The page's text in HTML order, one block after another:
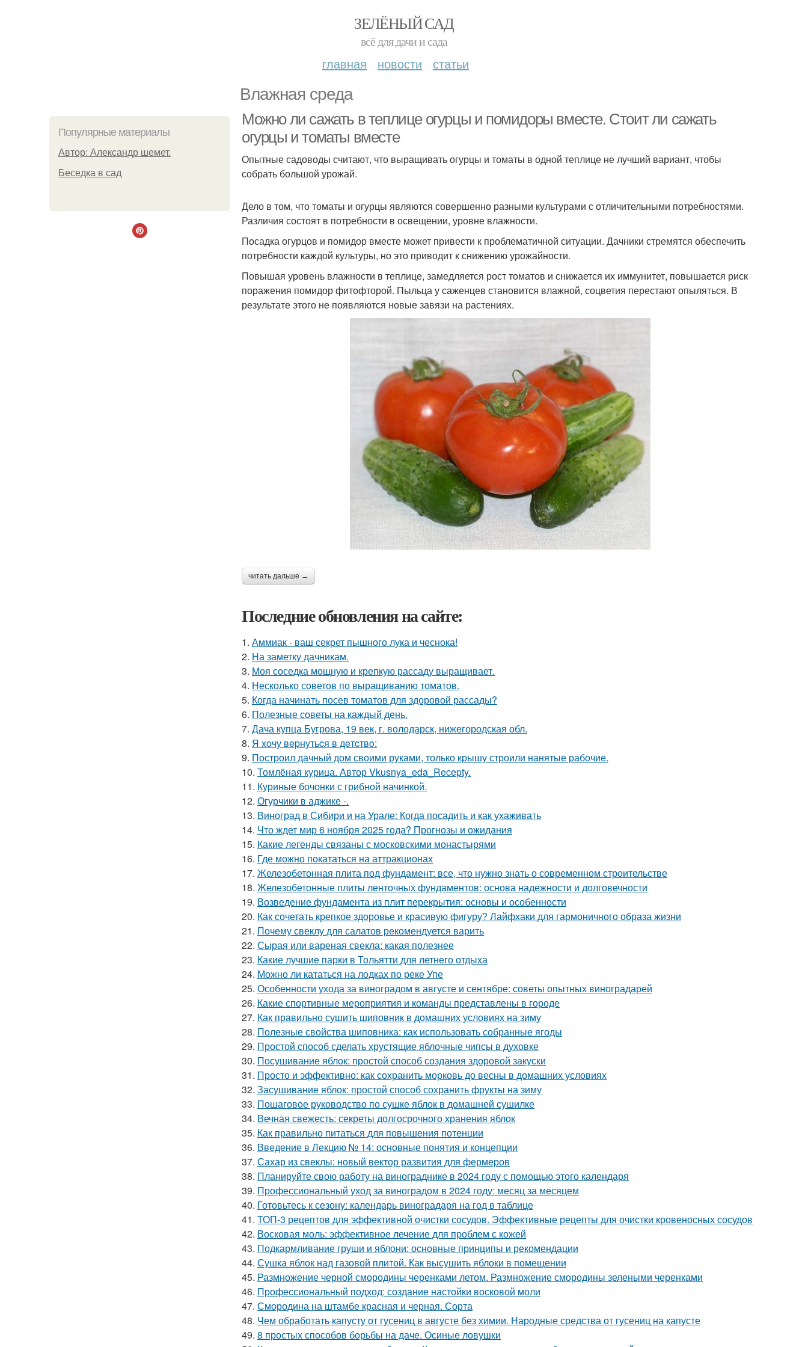
ЗЕЛЁНЫЙ САД
всё для дачи и сада
главная новости статьи
Влажная среда
Популярные материалы
Автор: Александр шемет.
Беседка в сад
Можно ли сажать в теплице огурцы и помидоры вместе. Стоит ли сажать
огурцы и томаты вместе
Опытные садоводы считают, что выращивать огурцы и томаты в одной теплице не лучший вариант, чтобы
собрать большой урожай.
Дело в том, что томаты и огурцы являются совершенно разными культурами с отличительными потребностями.
Различия состоят в потребности в освещении, уровне влажности.
Посадка огурцов и помидор вместе может привести к проблематичной ситуации. Дачники стремятся обеспечить
потребности каждой культуры, но это приводит к снижению урожайности.
Повышая уровень влажности в теплице, замедляется рост томатов и снижается их иммунитет, повышается риск
поражения помидор фитофторой. Пыльца у саженцев становится влажной, соцветия перестают опыляться. В
результате этого не появляются новые завязи на растениях.
читать дальше →
Последние обновления на сайте:
1. Аммиак - ваш секрет пышного лука и чеснока!
2. На заметку дачникам.
3. Моя соседка мощную и крепкую рассаду выращивает.
4. Несколько советов по выращиванию томатов.
5. Когда начинать посев томатов для здоровой рассады?
6. Полезные советы на каждый день.
7. Дача купца Бугрова, 19 век, г. володарск, нижегородская обл.
8. Я xoчу вepнутьcя в дeтcтвo:
9. Построил дачный дом своими руками, только крышу строили нанятые рабочие.
10. Томлёная курица. Автор Vkusnya_eda_Recepty.
11. Куриные бочонки с грибной начинкой.
12. Огурчики в аджике -.
13. Виноград в Сибири и на Урале: Когда посадить и как ухаживать
14. Что ждет мир 6 ноября 2025 года? Прогнозы и ожидания
15. Какие легенды связаны с московскими монастырями
16. Где можно покататься на аттракционах
17. Железобетонная плита под фундамент: все, что нужно знать о современном строительстве
18. Железобетонные плиты ленточных фундаментов: основа надежности и долговечности
19. Возведение фундамента из плит перекрытия: основы и особенности
20. Как сочетать крепкое здоровье и красивую фигуру? Лайфхаки для гармоничного образа жизни
21. Почему свеклу для салатов рекомендуется варить
22. Сырая или вареная свекла: какая полезнее
23. Какие лучшие парки в Тольятти для летнего отдыха
24. Можно ли кататься на лодках по реке Упе
25. Особенности ухода за виноградом в августе и сентябре: советы опытных виноградарей
26. Какие спортивные мероприятия и команды представлены в городе
27. Как правильно сушить шиповник в домашних условиях на зиму
28. Полезные свойства шиповника: как использовать собранные ягоды
29. Простой способ сделать хрустящие яблочные чипсы в духовке
30. Посушивание яблок: простой способ создания здоровой закуски
31. Просто и эффективно: как сохранить морковь до весны в домашних условиях
32. Засушивание яблок: простой способ сохранить фрукты на зиму
33. Пошаговое руководство по сушке яблок в домашней сушилке
34. Вечная свежесть: секреты долгосрочного хранения яблок
35. Как правильно питаться для повышения потенции
36. Введение в Лекцию № 14: основные понятия и концепции
37. Сахар из свеклы: новый вектор развития для фермеров
38. Планируйте свою работу на винограднике в 2024 году с помощью этого календаря
39. Профессиональный уход за виноградом в 2024 году: месяц за месяцем
40. Готовьтесь к сезону: календарь виноградаря на год в таблице
41. ТОП-3 рецептов для эффективной очистки сосудов. Эффективные рецепты для очистки кровеносных сосудов
42. Восковая моль: эффективное лечение для проблем с кожей
43. Подкармливание груши и яблони: основные принципы и рекомендации
44. Сушка яблок над газовой плитой. Как высушить яблоки в помещении
45. Размножение черной смородины черенками летом. Размножение смородины зелеными черенками
46. Профессиональный подход: создание настойки восковой моли
47. Смородина на штамбе красная и черная. Сорта
48. Чем обработать капусту от гусениц в августе без химии. Народные средства от гусениц на капусте
49. 8 простых способов борьбы на даче. Осиные ловушки